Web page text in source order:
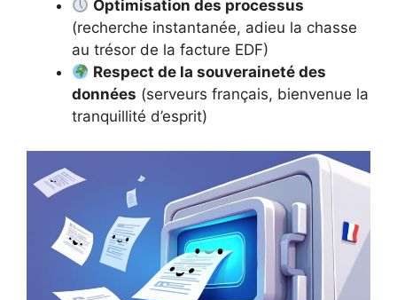
Optimisation des processus
(recherche instantanée, adieu la chasse
au trésor de la facture EDF)
Respect de la souveraineté des
données (serveurs français, bienvenue la
tranquillité d’esprit)